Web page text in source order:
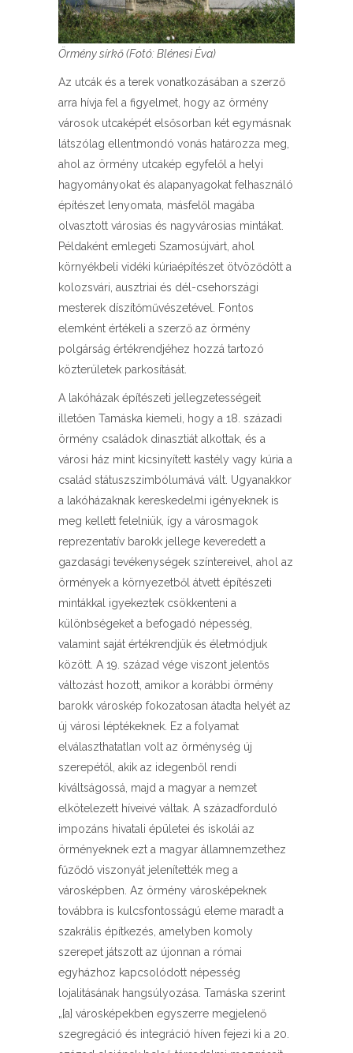
Örmény sírkő (Fotó: Blénesi Éva)
Az utcák és a terek vonatkozásában a szerző
arra hívja fel a figyelmet, hogy az örmény
városok utcaképét elsősorban két egymásnak
látszólag ellentmondó vonás határozza meg,
ahol az örmény utcakép egyfelől a helyi
hagyományokat és alapanyagokat felhasználó
építészet lenyomata, másfelől magába
olvasztott városias és nagyvárosias mintákat.
Példaként emlegeti Szamosújvárt, ahol
környékbeli vidéki kúriaépítészet ötvöződött a
kolozsvári, ausztriai és dél-csehországi
mesterek díszítőművészetével. Fontos
elemként értékeli a szerző az örmény
polgárság értékrendjéhez hozzá tartozó
közterületek parkosítását.
A lakóházak építészeti jellegzetességeit
illetően Tamáska kiemeli, hogy a 18. századi
örmény családok dinasztiát alkottak, és a
városi ház mint kicsinyített kastély vagy kúria a
család státuszszimbólumává vált. Ugyanakkor
a lakóházaknak kereskedelmi igényeknek is
meg kellett felelniük, így a városmagok
reprezentatív barokk jellege keveredett a
gazdasági tevékenységek színtereivel, ahol az
örmények a környezetből átvett építészeti
mintákkal igyekeztek csökkenteni a
különbségeket a befogadó népesség,
valamint saját értékrendjük és életmódjuk
között. A 19. század vége viszont jelentős
változást hozott, amikor a korábbi örmény
barokk városkép fokozatosan átadta helyét az
új városi léptékeknek. Ez a folyamat
elválaszthatatlan volt az örménység új
szerepétől, akik az idegenből rendi
kiváltságossá, majd a magyar a nemzet
elkötelezett híveivé váltak. A századforduló
impozáns hivatali épületei és iskolái az
örményeknek ezt a magyar államnemzethez
fűződő viszonyát jelenítették meg a
városképben. Az örmény városképeknek
továbbra is kulcsfontosságú eleme maradt a
szakrális építkezés, amelyben komoly
szerepet játszott az újonnan a római
egyházhoz kapcsolódott népesség
lojalitásának hangsúlyozása. Tamáska szerint
„[a] városképekben egyszerre megjelenő
szegregáció és integráció híven fejezi ki a 20.